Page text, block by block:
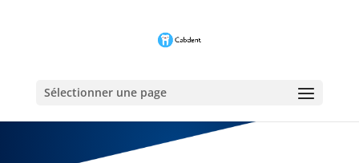
Sélectionner une page